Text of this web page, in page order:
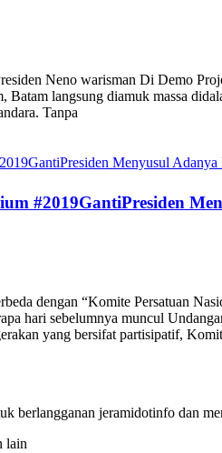
Neno warisman Di Demo
Batam langsung diamuk massa
Tanpa
#2019GantiPresiden
dengan “Komite Persatuan
hari sebelumnya muncul
yang bersifat partisipatif,
berlangganan jeramidotinfo dan
lain